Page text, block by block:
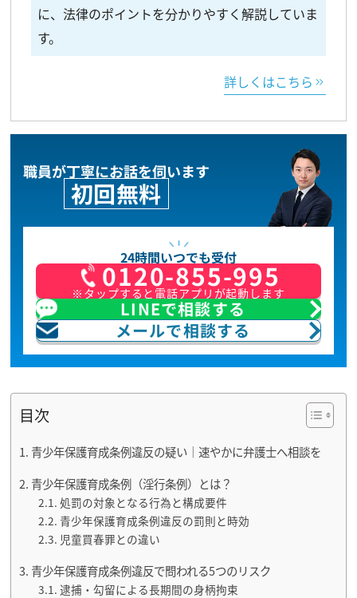
に、法律のポイントを分かりやすく解説していま
す。
詳しくはこちら
職員が丁寧にお話を伺います
初回無料
24時間いつでも受付
0120-855-995
※タップすると電話アプリが起動します
LINEで相談する
メールで相談する
目次
青少年保護育成条例違反の疑い｜速やかに弁護士へ相談を
青少年保護育成条例（淫行条例）とは？
処罰の対象となる行為と構成要件
青少年保護育成条例違反の罰則と時効
児童買春罪との違い
青少年保護育成条例違反で問われる5つのリスク
逮捕・勾留による長期間の身柄拘束